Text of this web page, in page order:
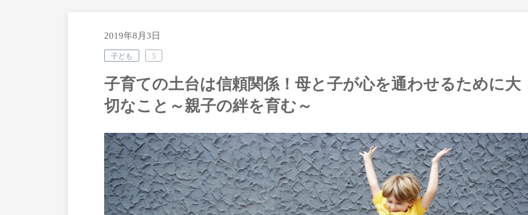
2019年8月3日
子ども 5
子育ての土台は信頼関係！母と子が心を通わせるために大
切なこと～親子の絆を育む～